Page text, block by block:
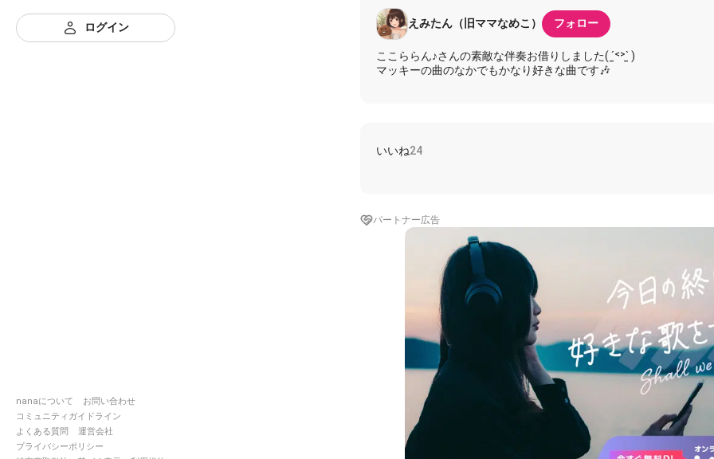
ログイン
nanaについて
お問い合わせ
コミュニティガイドライン
よくある質問
運営会社
プライバシーポリシー
えみたん（旧ママなめこ） フォロー
ここららん♪さんの素敵な伴奏お借りしました( ˊ̱˂˃ˋ̱ )
マッキーの曲のなかでもかなり好きな曲です🎶
いいね24
パートナー広告